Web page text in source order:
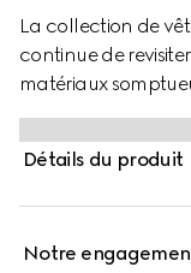
La collection de
continue de
matériaux
contemporaines.
maille de coton
représentant un
Détails du produit
Notre